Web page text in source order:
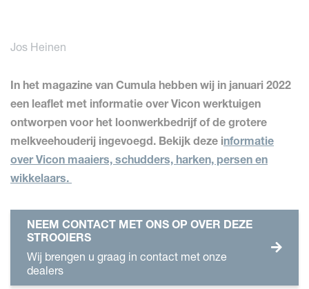
Jos Heinen
In het magazine van Cumula hebben wij in januari 2022
een leaflet met informatie over Vicon werktuigen
ontworpen voor het loonwerkbedrijf of de grotere
melkveehouderij ingevoegd. Bekijk deze informatie
over Vicon maaiers, schudders, harken, persen en
wikkelaars.
NEEM CONTACT MET ONS OP OVER DEZE
STROOIERS
Wij brengen u graag in contact met onze
dealers